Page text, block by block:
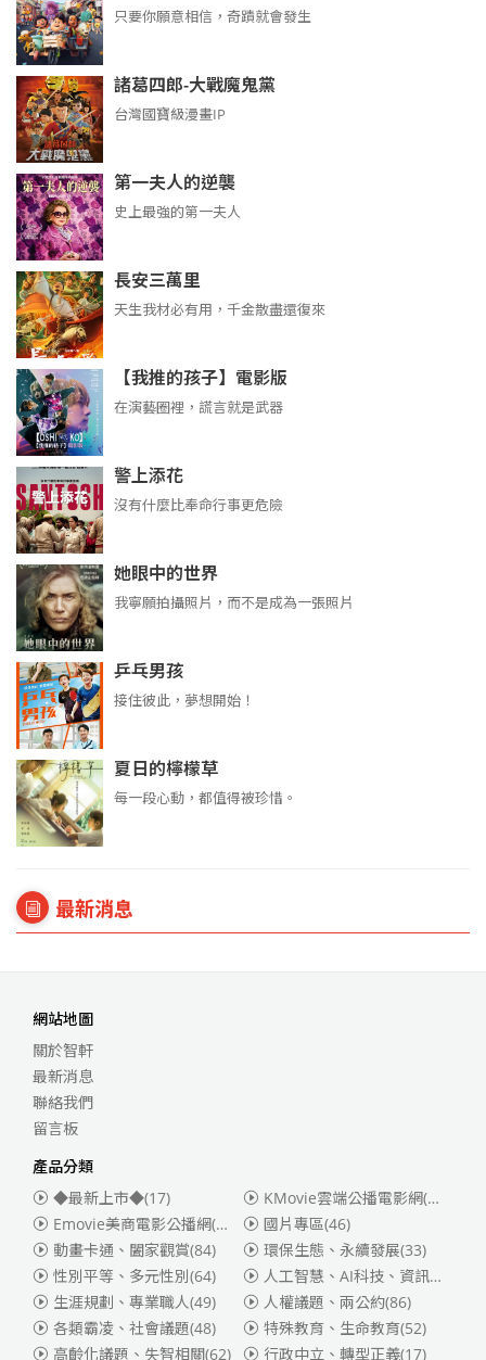
只要你願意相信，奇蹟就會發生
諸葛四郎-大戰魔鬼黨
台灣國寶級漫畫IP
第一夫人的逆襲
史上最強的第一夫人
長安三萬里
天生我材必有用，千金散盡還復來
【我推的孩子】電影版
在演藝圈裡，謊言就是武器
警上添花
沒有什麼比奉命行事更危險
她眼中的世界
我寧願拍攝照片，而不是成為一張照片
乒乓男孩
接住彼此，夢想開始！
夏日的檸檬草
每一段心動，都值得被珍惜。
最新消息
網站地圖
關於智軒
最新消息
聯絡我們
留言板
產品分類
◆最新上市◆(17)
KMovie雲端公播電影網(迪士尼、福斯、索尼)
Emovie美商電影公播網(華納)
(186)
國片專區(46)
動畫卡通、闔家觀賞(84) 環保生態、永續發展(33)
性別平等、多元性別(64) 人工智慧、AI科技、資訊安全
生涯規劃、專業職人(49) 人權議題、兩公約(86)
各類霸凌、社會議題(48) 特殊教育、生命教育(52)
高齡化議題、失智相關(62) 行政中立、轉型正義(17)